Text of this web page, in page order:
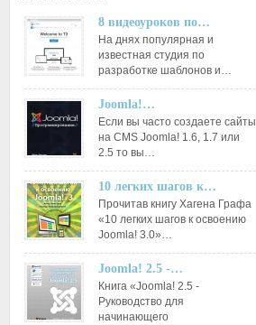
8 видеоуроков по…
На днях популярная и
известная студия по
разработке шаблонов и…
Joomla!…
Если вы часто создаете сайты
на CMS Joomla! 1.6, 1.7 или
2.5 то вы…
10 легких шагов к…
Прочитав книгу Хагена Графа
«10 легких шагов к освоению
Joomla! 3.0»…
Joomla! 2.5 -…
Книга «Joomla! 2.5 -
Руководство для
начинающего